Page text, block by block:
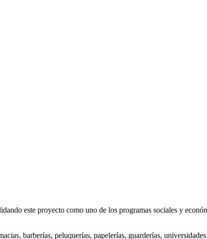
este proyecto como uno de los programas sociales y
barberías, peluquerías, papelerías, guarderías,